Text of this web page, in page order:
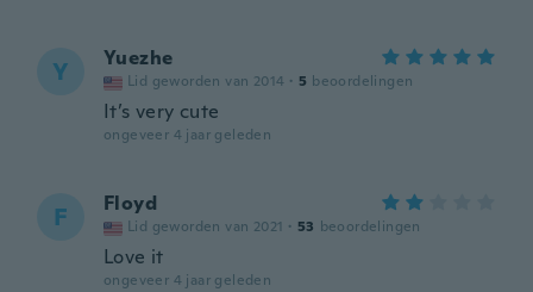
Y Yuezhe
Lid geworden van 2014 · 5 beoordelingen
It’s very cute
ongeveer 4 jaar geleden
F Floyd
Lid geworden van 2021 · 53 beoordelingen
Love it
ongeveer 4 jaar geleden